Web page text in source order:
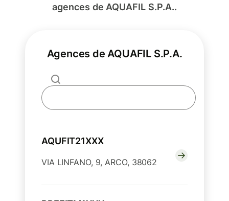
agences de AQUAFIL S.P.A..
Agences de AQUAFIL S.P.A.
AQUFIT21XXX
VIA LINFANO, 9, ARCO, 38062